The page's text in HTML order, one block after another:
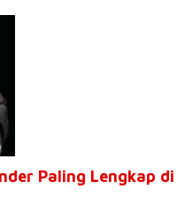
Paling Lengkap di